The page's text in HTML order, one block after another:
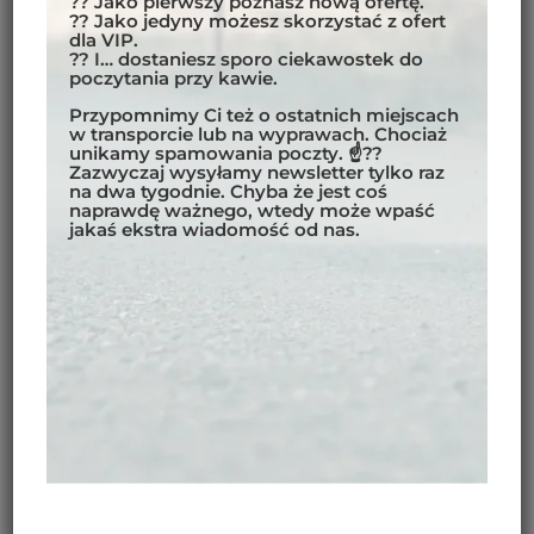
pozwolenia. Dzięki panu Kinley Tshering, który
prowadzi firmę turystyczną organizującą wtedy m.in.
wycieczki po Bhutanie na KTMach, wszystko jest w
doskonale rozumie nasze potrzeby oraz punkt widzenia.
Urzędniczki nie mogą uwierzyć, że jedziemy sami, na
motocyklach, w dodatku od wschodu. Teoretycznie
turyści mogą wjeżdżać do Bhutanu od zachodu, a
wschodnią granicę mogą pokonywać, tylko wyjeżdżając
następnym dużym mieście. Panie dzwonią do swojego
przełożonego. Po sprawdzeniu dokumentów dostajemy
bhutańskie wizy i słyszymy „Welcome to Bhutan”.
PRZEJAZDY PRZEZ BHUTAN
?? Jako jedyny możesz skorzystać z ofert
dla VIP.
?? I… dostaniesz sporo ciekawostek do
poczytania przy kawie.
Przypomnimy Ci też o ostatnich miejscach
w transporcie lub na wyprawach. Chociaż
unikamy spamowania poczty. ☝??
Zazwyczaj wysyłamy newsletter tylko raz
na dwa tygodnie. Chyba że jest coś
naprawdę ważnego, wtedy może wpaść
jakaś ekstra wiadomość od nas.